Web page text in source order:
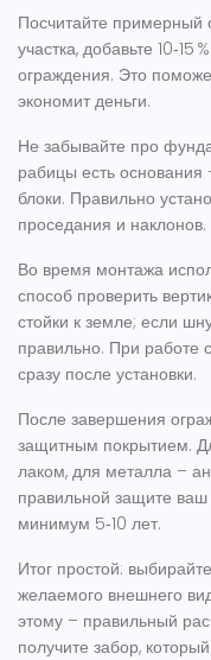
Посчитайте примерный
участка, добавьте
ограждения. Это
экономит деньги.
Не забывайте про
рабицы есть
блоки. Правильно
проседания и наклонов.
Во время монтажа
способ проверить
стойки к земле; если
правильно. При работе
сразу после установки.
После завершения
защитным покрытием.
лаком, для металла –
правильной защите ваш
минимум 5‑10 лет.
Итог простой:
желаемого внешнего
этому – правильный
получите забор,